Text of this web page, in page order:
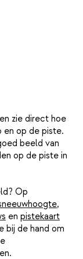
zie direct hoe
en op de piste.
beeld van
op de piste in
Op
,
en pistekaart
bij de hand om